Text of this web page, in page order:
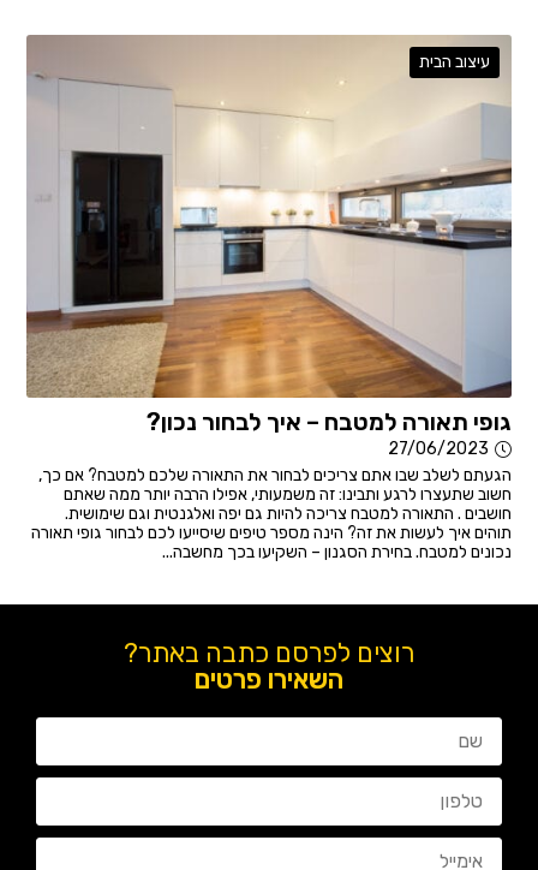
עיצוב הבית
גופי תאורה למטבח – איך לבחור נכון?
27/06/2023
הגעתם לשלב שבו אתם צריכים לבחור את התאורה שלכם למטבח? אם כך,
חשוב שתעצרו לרגע ותבינו: זה משמעותי, אפילו הרבה יותר ממה שאתם
חושבים . התאורה למטבח צריכה להיות גם יפה ואלגנטית וגם שימושית.
תוהים איך לעשות את זה? הינה מספר טיפים שיסייעו לכם לבחור גופי תאורה
נכונים למטבח. בחירת הסגנון – השקיעו בכך מחשבה...
רוצים לפרסם כתבה באתר?
השאירו פרטים